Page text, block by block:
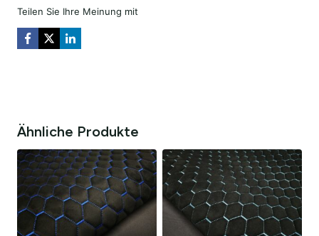
Menge
Teilen Sie Ihre Meinung mit
Ähnliche Produkte